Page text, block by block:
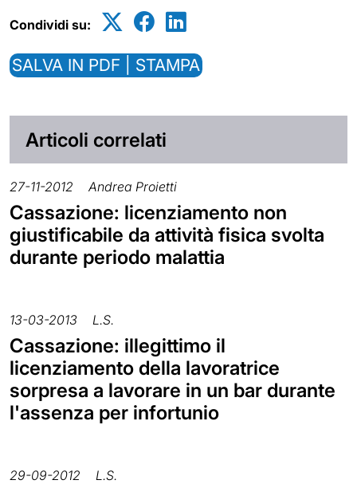
Condividi su:
SALVA IN PDF | STAMPA
Articoli correlati
27-11-2012 Andrea Proietti
Cassazione: licenziamento non
giustificabile da attività fisica svolta
durante periodo malattia
13-03-2013 L.S.
Cassazione: illegittimo il
licenziamento della lavoratrice
sorpresa a lavorare in un bar durante
l'assenza per infortunio
29-09-2012 L.S.